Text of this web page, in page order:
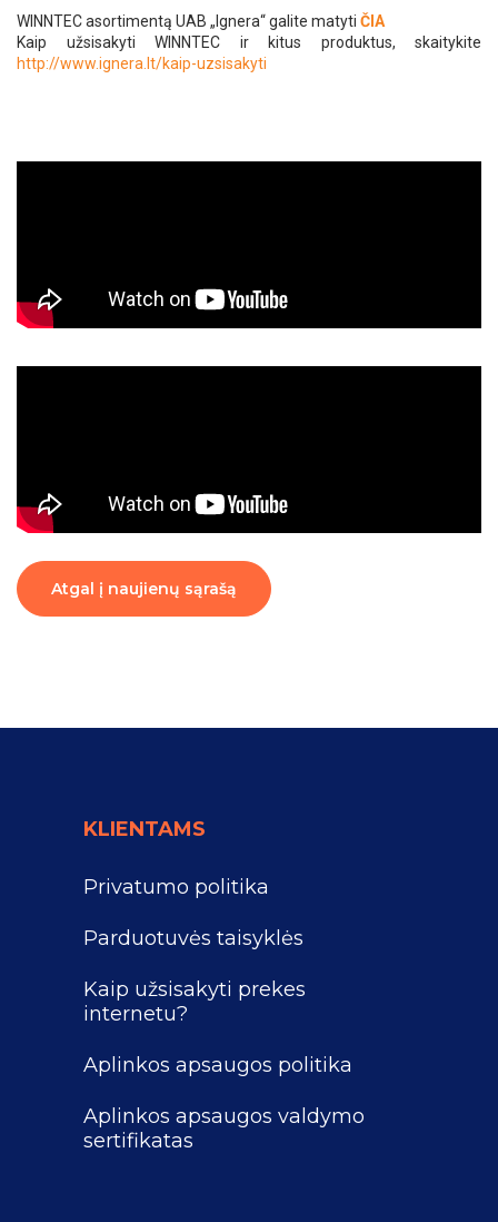
WINNTEC asortimentą UAB „Ignera“ galite matyti ČIA
Kaip užsisakyti WINNTEC ir kitus produktus, skaitykite
http://www.ignera.lt/kaip-uzsisakyti
Atgal į naujienų sąrašą
KLIENTAMS
Privatumo politika
Parduotuvės taisyklės
Kaip užsisakyti prekes
internetu?
Aplinkos apsaugos politika
Aplinkos apsaugos valdymo
sertifikatas